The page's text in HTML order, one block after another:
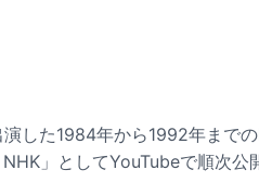
した1984年から1992年まで
」としてYouTubeで順次公